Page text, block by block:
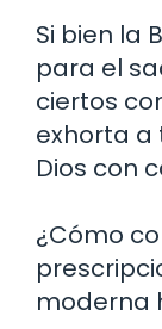
Si bien la
para el
ciertos
exhorta a
Dios con
¿Cómo
moderna